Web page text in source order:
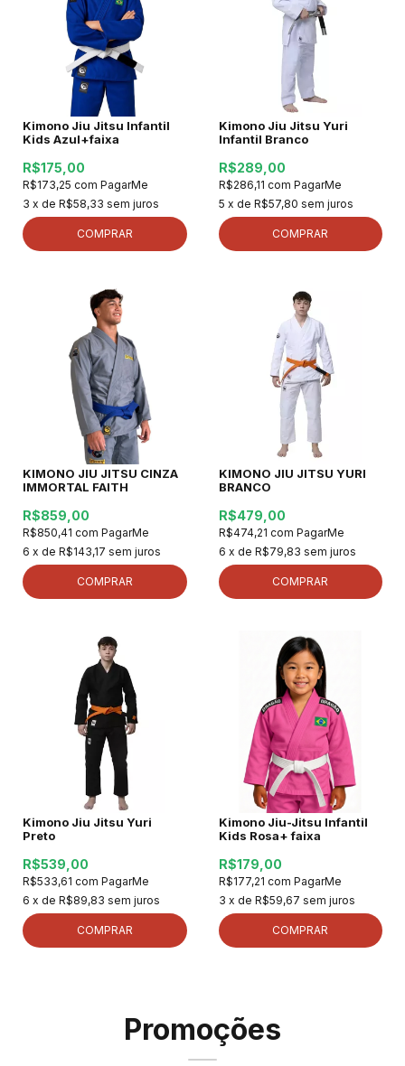
Kimono Jiu Jitsu Infantil
Kids Azul+faixa
R$175,00
R$173,25 com PagarMe
3 x de R$58,33 sem juros
COMPRAR
Kimono Jiu Jitsu Yuri
Infantil Branco
R$289,00
R$286,11 com PagarMe
5 x de R$57,80 sem juros
COMPRAR
KIMONO JIU JITSU CINZA
IMMORTAL FAITH
R$859,00
R$850,41 com PagarMe
6 x de R$143,17 sem juros
COMPRAR
KIMONO JIU JITSU YURI
BRANCO
R$479,00
R$474,21 com PagarMe
6 x de R$79,83 sem juros
COMPRAR
Kimono Jiu Jitsu Yuri
Preto
R$539,00
R$533,61 com PagarMe
6 x de R$89,83 sem juros
COMPRAR
Kimono Jiu-Jitsu Infantil
Kids Rosa+ faixa
R$179,00
R$177,21 com PagarMe
3 x de R$59,67 sem juros
COMPRAR
Promoções